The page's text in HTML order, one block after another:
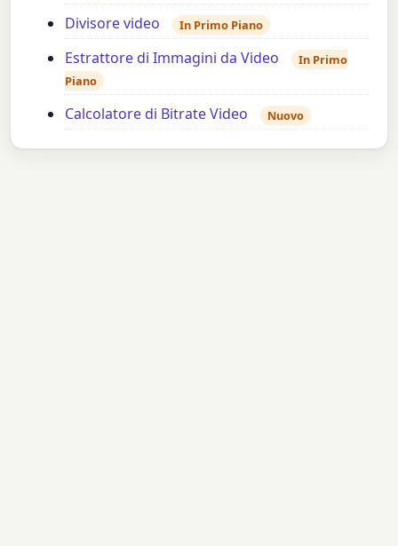
Divisore video
In Primo Piano
Estrattore di Immagini da Video
In Primo
Piano
Calcolatore di Bitrate Video Nuovo